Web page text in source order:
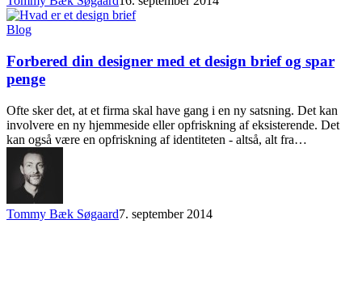
Blog
Forbered din designer med et design brief og spar
penge
Ofte sker det, at et firma skal have gang i en ny satsning. Det kan
involvere en ny hjemmeside eller opfriskning af eksisterende. Det
kan også være en opfriskning af identiteten - altså, alt fra…
Tommy Bæk Søgaard7. september 2014